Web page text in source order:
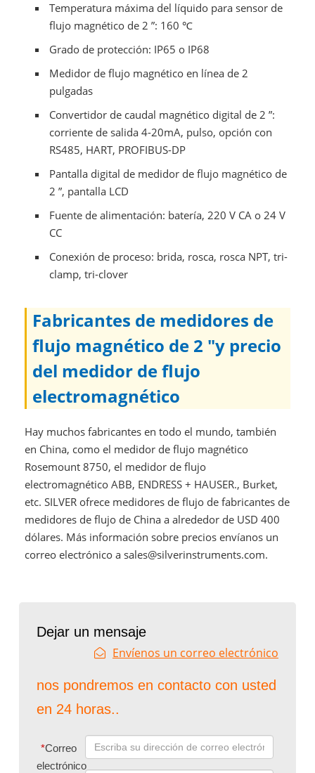
Temperatura máxima del líquido para sensor de
flujo magnético de 2 ”: 160 ℃
Grado de protección: IP65 o IP68
Medidor de flujo magnético en línea de 2
pulgadas
Convertidor de caudal magnético digital de 2 ”:
corriente de salida 4-20mA, pulso, opción con
RS485, HART, PROFIBUS-DP
Pantalla digital de medidor de flujo magnético de
2 ”, pantalla LCD
Fuente de alimentación: batería, 220 V CA o 24 V
CC
Conexión de proceso: brida, rosca, rosca NPT, tri-
clamp, tri-clover
Fabricantes de medidores de
flujo magnético de 2 "y precio
del medidor de flujo
electromagnético
Hay muchos fabricantes en todo el mundo, también
en China, como el medidor de flujo magnético
Rosemount 8750, el medidor de flujo
electromagnético ABB, ENDRESS + HAUSER., Burket,
etc. SILVER ofrece medidores de flujo de fabricantes de
medidores de flujo de China a alrededor de USD 400
dólares. Más información sobre precios envíanos un
correo electrónico a sales@silverinstruments.com.
Dejar un mensaje
Envíenos un correo electrónico
nos pondremos en contacto con usted
en 24 horas..
*Correo
electrónico